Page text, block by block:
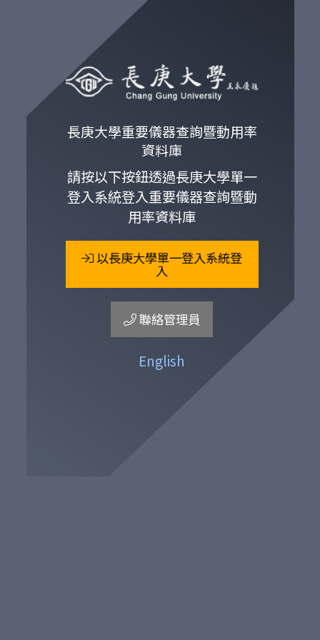
長庚大學重要儀器查詢暨動用率
資料庫
請按以下按鈕透過長庚大學單一
登入系統登入重要儀器查詢暨動
用率資料庫
以長庚大學單一登入系統登
入
聯絡管理員
English